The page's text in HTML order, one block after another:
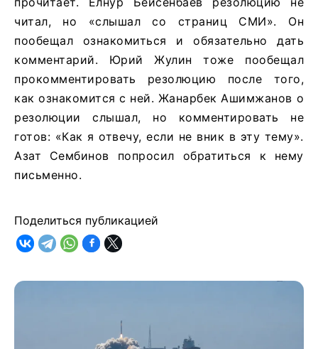
читал, но «слышал со страниц СМИ». Он
пообещал ознакомиться и обязательно дать
комментарий. Юрий Жулин тоже пообещал
прокомментировать резолюцию после того,
как ознакомится с ней. Жанарбек Ашимжанов о
резолюции слышал, но комментировать не
готов: «Как я отвечу, если не вник в эту тему».
Азат Сембинов попросил обратиться к нему
письменно.
Поделиться публикацией